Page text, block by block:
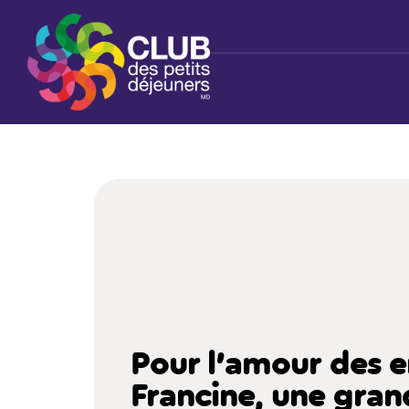
Passer au contenu principal
Retourner à la page d'accueil
Pour l’amour des
Francine, une